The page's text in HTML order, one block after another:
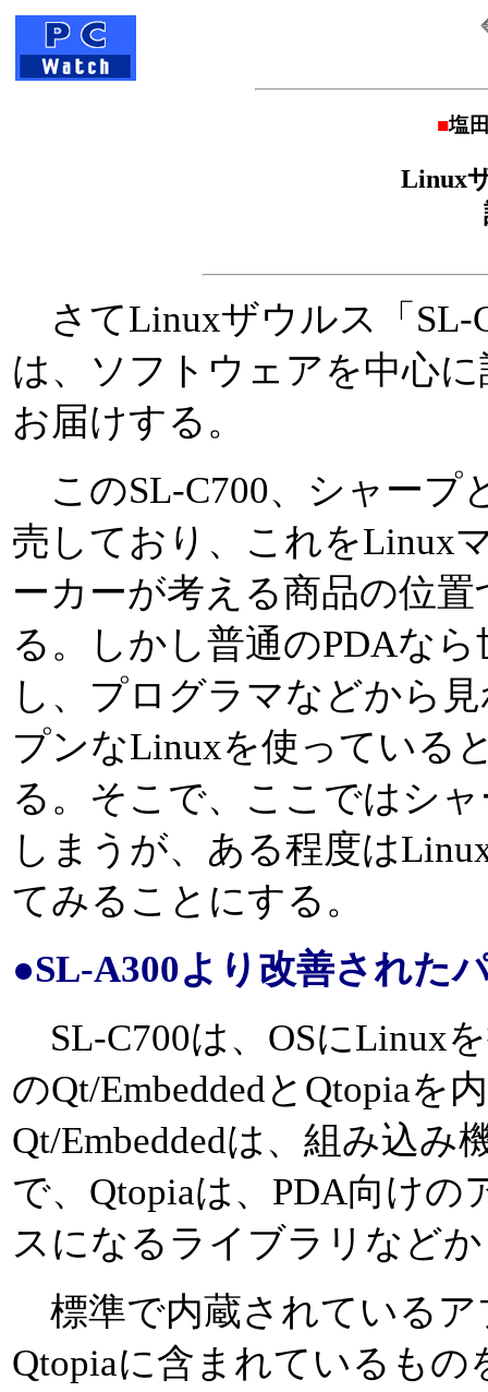
■塩
Linux
さてLinuxザウルス「SL-
は、ソフトウェアを中心
お届けする。
このSL-C700、シャープ
売しており、これをLinux
ーカーが考える商品の位
る。しかし普通のPDAな
し、プログラマなどから
プンなLinuxを使っている
る。そこで、ここではシ
しまうが、ある程度は
てみることにする。
●SL-A300より改善された
SL-C700は、OSにLinux
のQt/EmbeddedとQtopiaを
Qt/Embeddedは、組み込
で、Qtopiaは、PDA向け
スになるライブラリなど
標準で内蔵されているア
Qtopiaに含まれているも